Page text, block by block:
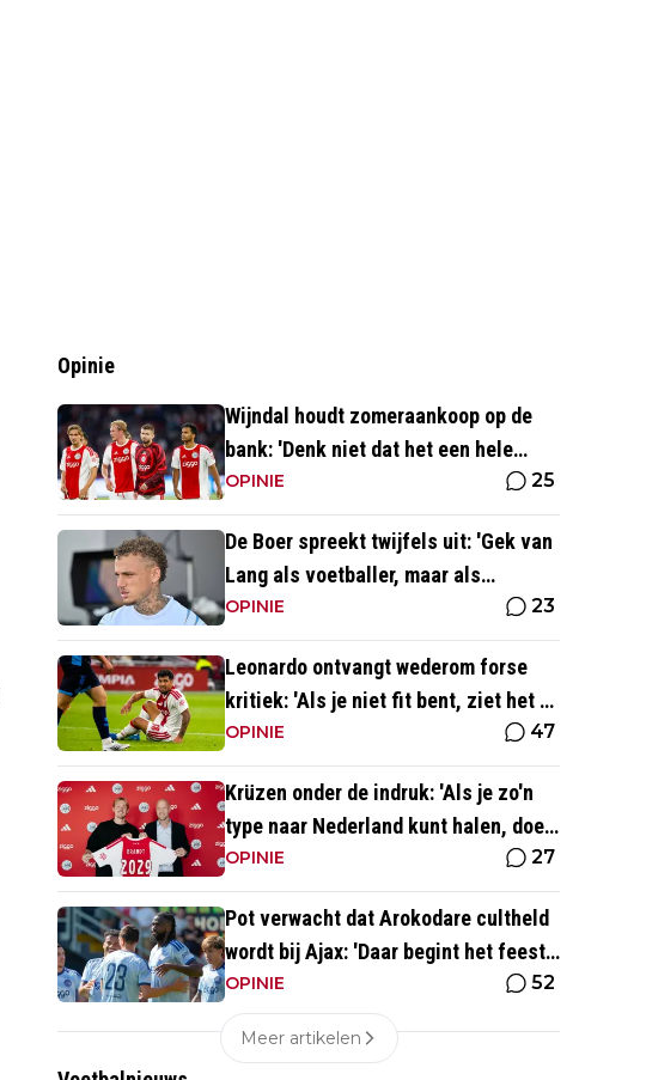
Opinie
Wijndal houdt zomeraankoop op de
bank: 'Denk niet dat het een hele
goede verdediger is'
OPINIE 25
De Boer spreekt twijfels uit: 'Gek van
Lang als voetballer, maar als
persoonlijkheid niet'
OPINIE 23
Leonardo ontvangt wederom forse
kritiek: 'Als je niet fit bent, ziet het er
best wel slecht uit'
OPINIE 47
Krüzen onder de indruk: 'Als je zo'n
type naar Nederland kunt halen, doe
je iets goed'
OPINIE 27
Pot verwacht dat Arokodare cultheld
wordt bij Ajax: 'Daar begint het feest
eigenlijk al'
OPINIE 52
Meer artikelen